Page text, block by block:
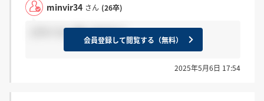
minvir34 さん (26卒)
どれぐらい違いますか？
会員登録して閲覧する（無料）
2025年5月6日 17:54